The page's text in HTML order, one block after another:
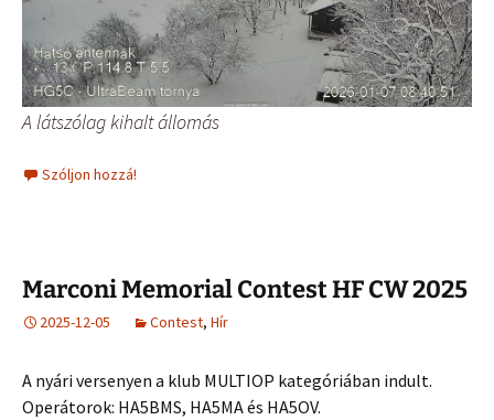
A látszólag kihalt állomás
Szóljon hozzá!
Marconi Memorial Contest HF CW 2025
2025-12-05 Contest, Hír
A nyári versenyen a klub MULTIOP kategóriában indult.
Operátorok: HA5BMS, HA5MA és HA5OV.